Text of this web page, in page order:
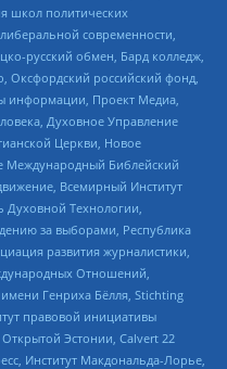
школ политических
современности,
русский обмен, Бард колледж,
Оксфордский российский фонд,
информации, Проект Медиа,
Духовное Управление
Церкви, Новое
Международный Библейский
Всемирный Институт
Духовной Технологии,
за выборами, Республика
развития журналистики,
Отношений,
Генриха Бёлля, Stichting
правовой инициативы
Эстонии, Calvert 22
Институт Макдональда-Лорье,